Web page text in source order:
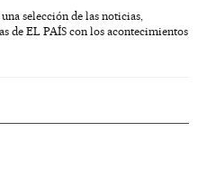
selección de las noticias,
de EL PAÍS con los acontecimientos